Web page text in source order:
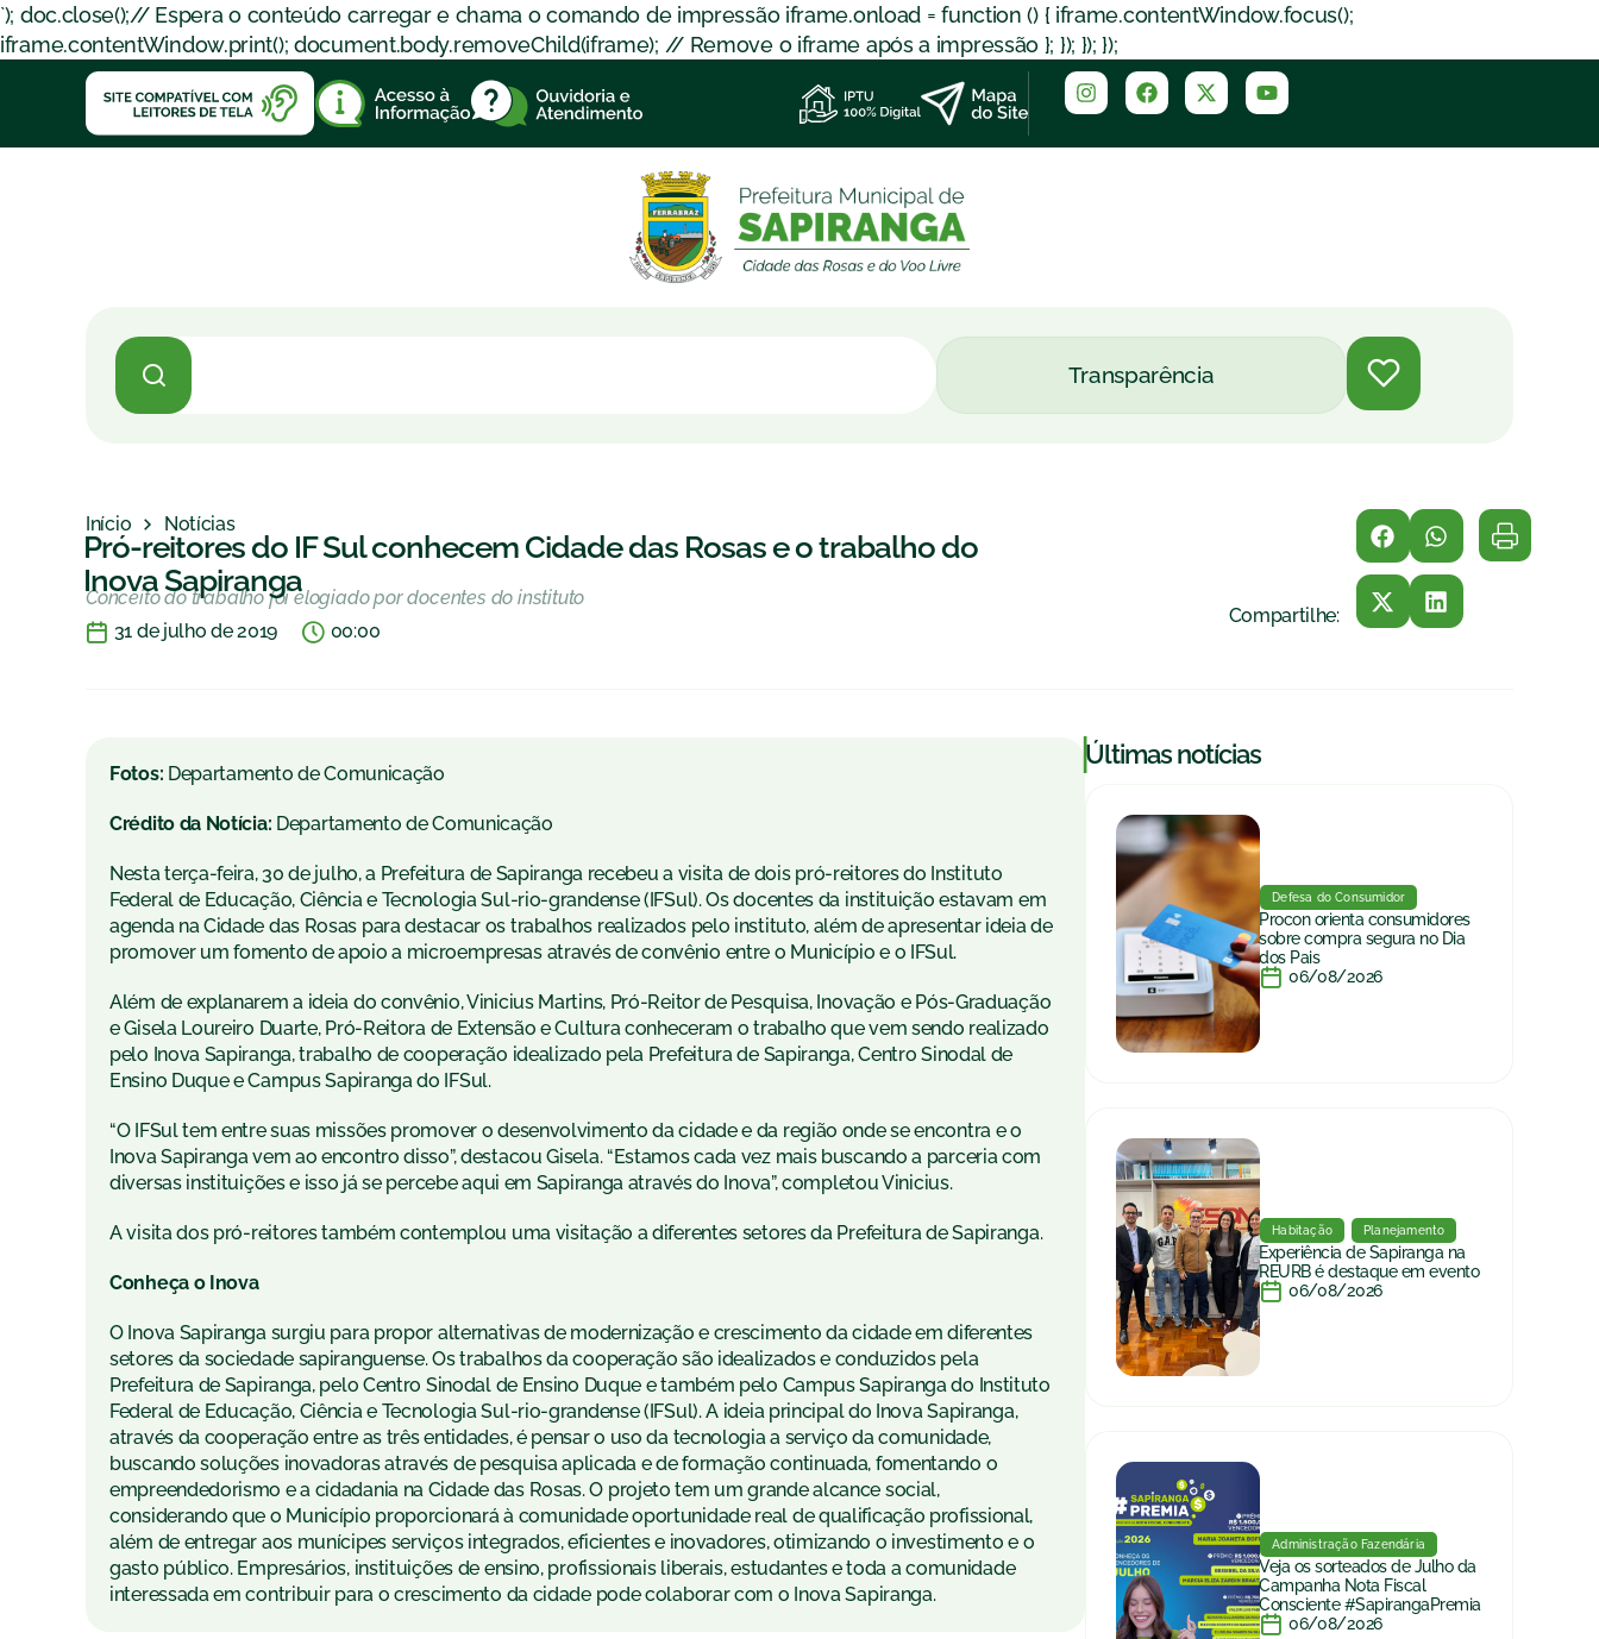
`); doc.close();// Espera o conteúdo carregar e chama o comando de impressão iframe.onload = function () { iframe.contentWindow.focus();
iframe.contentWindow.print(); document.body.removeChild(iframe); // Remove o iframe após a impressão }; }); }); });
Transparência
Início Notícias
Pró-reitores do IF Sul conhecem Cidade das Rosas e o trabalho do
Inova Sapiranga
Conceito do trabalho foi elogiado por docentes do instituto
31 de julho de 2019
00:00
Compartilhe:
Fotos: Departamento de Comunicação
Crédito da Notícia: Departamento de Comunicação
Nesta terça-feira, 30 de julho, a Prefeitura de Sapiranga recebeu a visita de dois pró-reitores do Instituto
Federal de Educação, Ciência e Tecnologia Sul-rio-grandense (IFSul). Os docentes da instituição estavam em
agenda na Cidade das Rosas para destacar os trabalhos realizados pelo instituto, além de apresentar ideia de
promover um fomento de apoio a microempresas através de convênio entre o Município e o IFSul.
Além de explanarem a ideia do convênio, Vinicius Martins, Pró-Reitor de Pesquisa, Inovação e Pós-Graduação
e Gisela Loureiro Duarte, Pró-Reitora de Extensão e Cultura conheceram o trabalho que vem sendo realizado
pelo Inova Sapiranga, trabalho de cooperação idealizado pela Prefeitura de Sapiranga, Centro Sinodal de
Ensino Duque e Campus Sapiranga do IFSul.
“O IFSul tem entre suas missões promover o desenvolvimento da cidade e da região onde se encontra e o
Inova Sapiranga vem ao encontro disso”, destacou Gisela. “Estamos cada vez mais buscando a parceria com
diversas instituições e isso já se percebe aqui em Sapiranga através do Inova”, completou Vinicius.
A visita dos pró-reitores também contemplou uma visitação a diferentes setores da Prefeitura de Sapiranga.
Conheça o Inova
O Inova Sapiranga surgiu para propor alternativas de modernização e crescimento da cidade em diferentes
setores da sociedade sapiranguense. Os trabalhos da cooperação são idealizados e conduzidos pela
Prefeitura de Sapiranga, pelo Centro Sinodal de Ensino Duque e também pelo Campus Sapiranga do Instituto
Federal de Educação, Ciência e Tecnologia Sul-rio-grandense (IFSul). A ideia principal do Inova Sapiranga,
através da cooperação entre as três entidades, é pensar o uso da tecnologia a serviço da comunidade,
buscando soluções inovadoras através de pesquisa aplicada e de formação continuada, fomentando o
empreendedorismo e a cidadania na Cidade das Rosas. O projeto tem um grande alcance social,
considerando que o Município proporcionará à comunidade oportunidade real de qualificação profissional,
além de entregar aos munícipes serviços integrados, eficientes e inovadores, otimizando o investimento e o
gasto público. Empresários, instituições de ensino, profissionais liberais, estudantes e toda a comunidade
interessada em contribuir para o crescimento da cidade pode colaborar com o Inova Sapiranga.
|Últimas notícias
Defesa do Consumidor
Procon orienta consumidores
sobre compra segura no Dia
dos Pais
06/08/2026
Habitação Planejamento
Experiência de Sapiranga na
REURB é destaque em evento
06/08/2026
Administração Fazendária
Veja os sorteados de Julho da
Campanha Nota Fiscal
Consciente #SapirangaPremia
06/08/2026